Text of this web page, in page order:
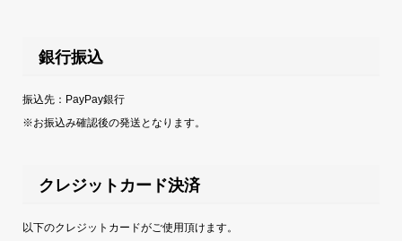
銀行振込
振込先：PayPay銀行
※お振込み確認後の発送となります。
クレジットカード決済
以下のクレジットカードがご使用頂けます。